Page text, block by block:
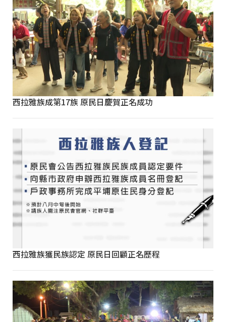
西拉雅族成第17族 原民日慶賀正名成功
西拉雅族獲民族認定 原民日回顧正名歷程